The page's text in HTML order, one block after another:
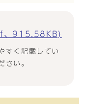
、915.58KB)
すく記載してい
さい。